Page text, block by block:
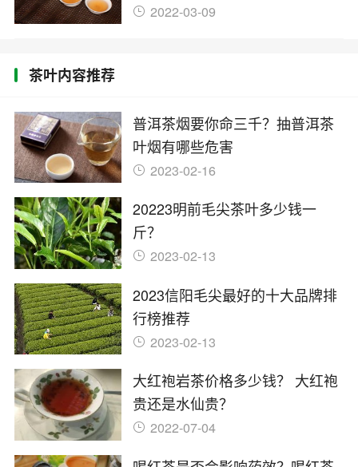
2022-03-09
茶叶内容推荐
普洱茶烟要你命三千？抽普洱茶
叶烟有哪些危害
2023-02-16
20223明前毛尖茶叶多少钱一
斤？
2023-02-13
2023信阳毛尖最好的十大品牌排
行榜推荐
2023-02-13
大红袍岩茶价格多少钱？ 大红袍
贵还是水仙贵？
2022-07-04